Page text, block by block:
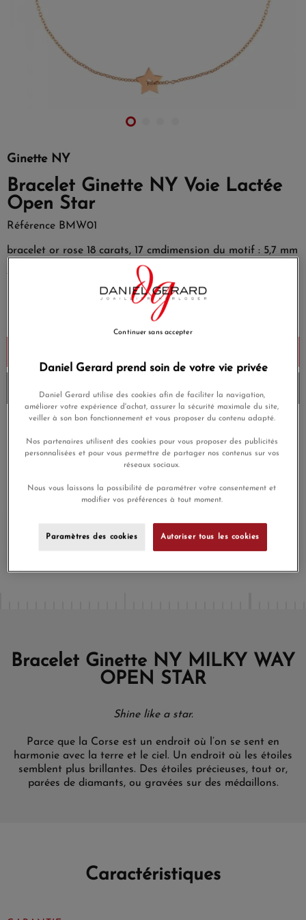
Ginette NY
Bracelet Ginette NY Voie Lactée
Open Star
Référence BMW01
bracelet or rose 18 carats, 17 cmdimension du motif : 5,7 mm
Payez seulement 97,50 € aujourd'hui
sans frais
celui-ci bénéficie déjà d'une réduction
Bracelet Ginette NY MILKY WAY
OPEN STAR
Shine like a star.
Parce que la Corse est un endroit où l’on se sent en
harmonie avec la terre et le ciel. Un endroit où les étoiles
semblent plus brillantes. Des étoiles précieuses, tout or,
parées de diamants, ou gravées sur des médaillons.
Caractéristiques
Daniel Gerard prend soin de votre vie privée
Daniel Gerard utilise des cookies afin de faciliter la navigation,
améliorer votre expérience d'achat, assurer la sécurité maximale du site,
veiller à son bon fonctionnement et vous proposer du contenu adapté.
Nos partenaires utilisent des cookies pour vous proposer des publicités
personnalisées et pour vous permettre de partager nos contenus sur vos
réseaux sociaux.
Nous vous laissons la possibilité de paramétrer votre consentement et
modifier vos préférences à tout moment.
Paramètres des cookies Autoriser tous les cookies
Continuer sans accepter